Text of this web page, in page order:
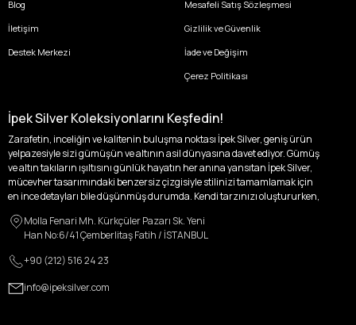
Blog
İletişim
Destek Merkezi
Mesafeli Satış Sözleşmesi
Gizlilik ve Güvenlik
İade ve Değişim
Çerez Politikası
İpek Silver Koleksiyonlarını Keşfedin!
Zarafetin, inceliğin ve kalitenin buluşma noktası İpek Silver, geniş ürün
yelpazesiyle sizi gümüşün ve altının asil dünyasına davet ediyor. Gümüş
ve altın takıların ışıltısını günlük hayatın her anına yansıtan İpek Silver,
mücevher tasarımındaki benzersiz çizgisiyle stilinizi tamamlamak için
en ince detayları bile düşünmüş durumda. Kendi tarzınızı oluştururken,
özgünlüğünüzü ön plana çıkaracak tasarımlarımızla tanışın.
İpek Silver’da her bir parça, sizin benzersiz hikayenizi anlatıyor. İster
kendinizi ifade etmek için özel bir parça arayışında olun, ister
sevdiklerinize unutulmaz bir hediye vermek isteyin, her zevke ve her anı
ölümsüzleştirecek anlara uygun seçeneklerimizle yanınızdayız.
Molla Fenari Mh. Kürkçüler Pazarı Sk. Yeni
Han No:6/41 Çemberlitaş Fatih / İSTANBUL
+90 (212) 516 24 23
info@ipeksilver.com